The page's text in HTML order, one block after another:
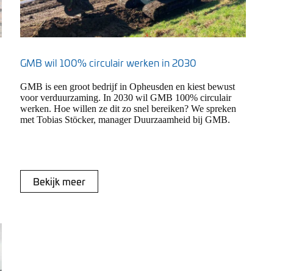
GMB wil 100% circulair werken in 2030
GMB is een groot bedrijf in Opheusden en kiest bewust
voor verduurzaming. In 2030 wil GMB 100% circulair
werken. Hoe willen ze dit zo snel bereiken? We spreken
met Tobias Stöcker, manager Duurzaamheid bij GMB.
Bekijk meer